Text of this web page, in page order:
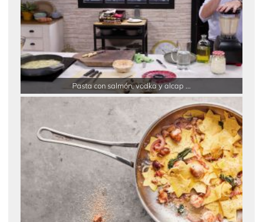
Pasta con salmón, vodka y alcap ...